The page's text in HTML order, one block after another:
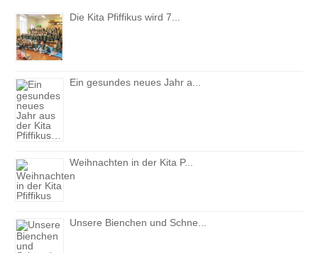
Die Kita Pfiffikus wird 7...
Ein gesundes neues Jahr a...
Weihnachten in der Kita P...
Unsere Bienchen und Schne...